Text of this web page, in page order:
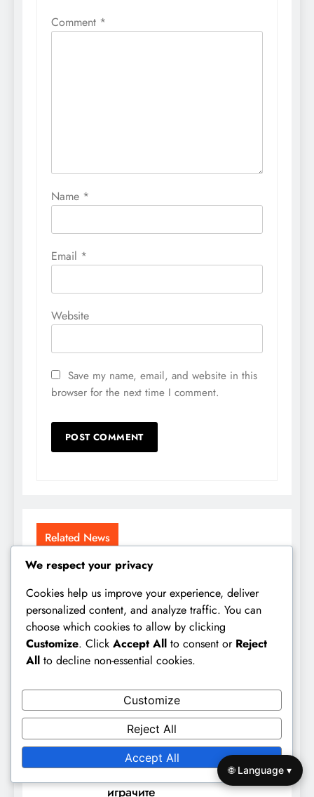
Comment *
Name *
Email *
Website
Save my name, email, and website in this
browser for the next time I comment.
Related News
Франция U-20 срещу
Нигерия U-20: Стратегии за
мача, роли на играчите,
тактически промени
Администратор 4 months ago
Високи стратегии за пресинг
на Световната купа по футбол
за младежи до 20 години
2023: формации,
изпълнение, приноси на
играчите
We respect your privacy
Cookies help us improve your experience, deliver
personalized content, and analyze traffic. You can
choose which cookies to allow by clicking
Customize. Click Accept All to consent or Reject
All to decline non-essential cookies.
Customize
Reject All
Accept All
🌐 Language ▾